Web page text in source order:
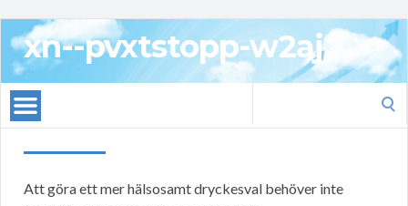
xn--pvxtstopp-w2aj
Att göra ett mer hälsosamt dryckesval behöver inte